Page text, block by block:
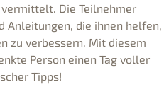
Die Teilnehmer
Anleitungen, die ihnen helfen,
zu verbessern. Mit diesem
Person einen Tag voller
Tipps!